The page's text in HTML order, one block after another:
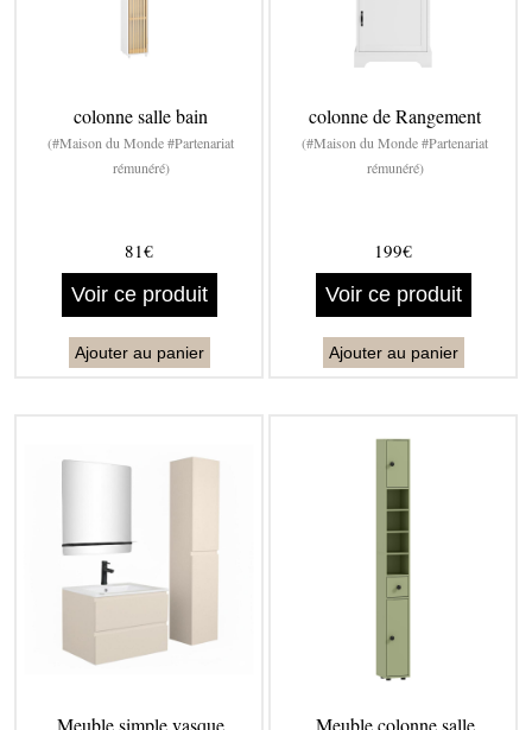
colonne salle bain
(#Maison du Monde #Partenariat
rémunéré)
81€
Voir ce produit
Ajouter au panier
colonne de Rangement
(#Maison du Monde #Partenariat
rémunéré)
199€
Voir ce produit
Ajouter au panier